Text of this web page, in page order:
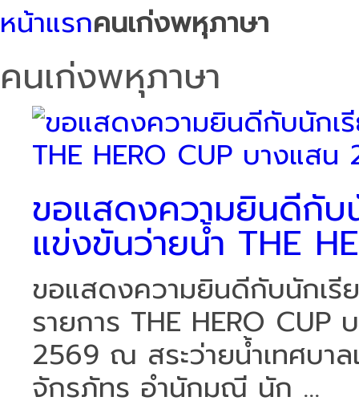
หน้าแรกคนเก่งพหุภาษา
คนเก่งพหุภาษา
ขอแสดงความยินดีกับ
แข่งขันว่ายน้ำ THE
ขอแสดงความยินดีกับนักเรี
รายการ THE HERO
2569 ณ สระว่ายน้ำเทศบา
จักรภัทร อำนักมณี นัก ...